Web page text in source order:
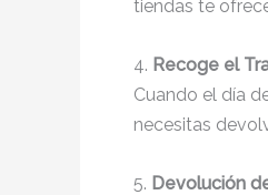
tiendas te
4. Recoge el
Cuando el día
necesitas
5. Devolución